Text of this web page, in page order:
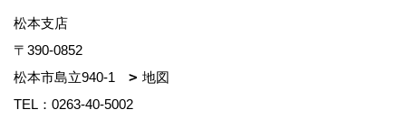
松本支店
〒390-0852
松本市島立940-1
地図
TEL： 0263-40-5002